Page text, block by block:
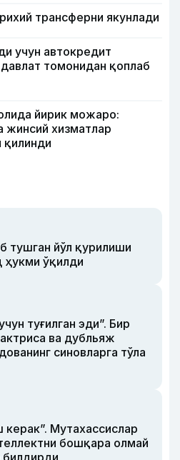
трансферни якунлади
учун автокредит
томонидан қоплаб
йирик можаро:
жинсий хизматлар
қилинди
тушган йўл қурилиши
ҳукми ўқилди
туғилган эди”. Бир
ва дубльяж
синовларга тўла
Мутахассислар
бошқара олмай